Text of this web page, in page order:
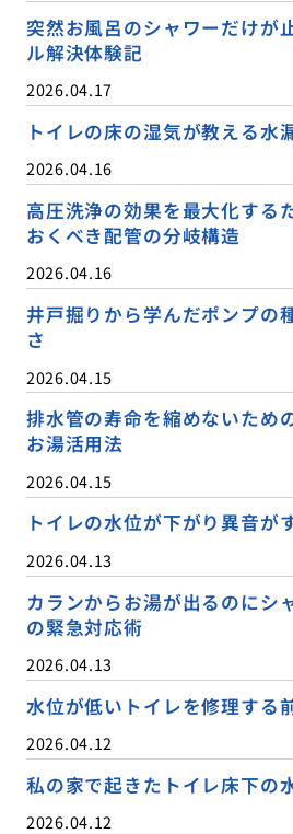
突然お風呂のシャワーだけが
ル解決体験記
2026.04.17
トイレの床の湿気が教える水
2026.04.16
高圧洗浄の効果を最大化する
おくべき配管の分岐構造
2026.04.16
井戸掘りから学んだポンプの
さ
2026.04.15
排水管の寿命を縮めないため
お湯活用法
2026.04.15
トイレの水位が下がり異音が
2026.04.13
カランからお湯が出るのにシ
の緊急対応術
2026.04.13
水位が低いトイレを修理する
2026.04.12
私の家で起きたトイレ床下の
2026.04.12